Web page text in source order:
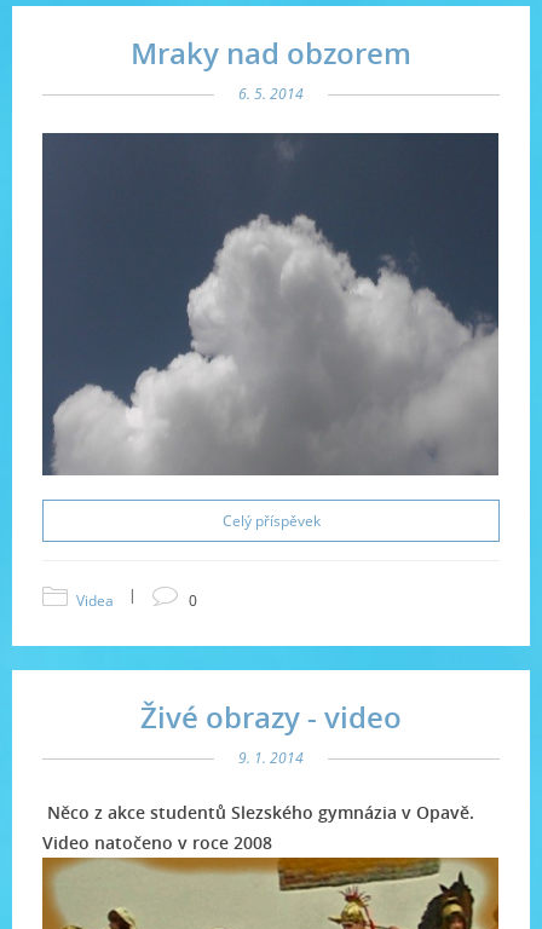
Mraky nad obzorem
6. 5. 2014
Celý příspěvek
Videa | 0
Živé obrazy - video
9. 1. 2014
Něco z akce studentů Slezského gymnázia v Opavě.
Video natočeno v roce 2008